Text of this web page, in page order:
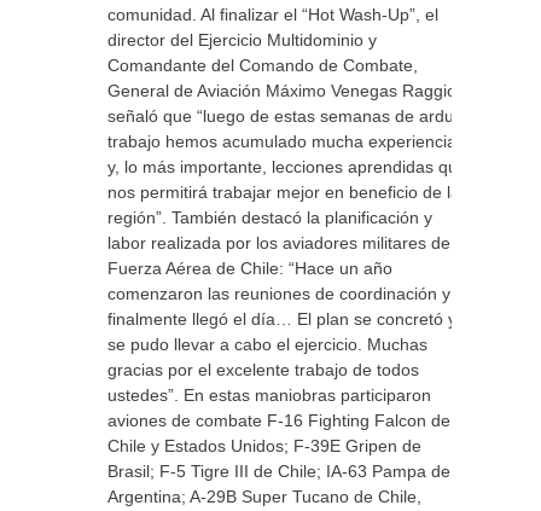
comunidad. Al finalizar el “Hot Wash-Up”, el
director del Ejercicio Multidominio y
Comandante del Comando de Combate,
General de Aviación Máximo Venegas Raggio,
señaló que “luego de estas semanas de arduo
trabajo hemos acumulado mucha experiencia
y, lo más importante, lecciones aprendidas que
nos permitirá trabajar mejor en beneficio de la
región”. También destacó la planificación y
labor realizada por los aviadores militares de la
Fuerza Aérea de Chile: “Hace un año
comenzaron las reuniones de coordinación y
finalmente llegó el día… El plan se concretó y
se pudo llevar a cabo el ejercicio. Muchas
gracias por el excelente trabajo de todos
ustedes”. En estas maniobras participaron
aviones de combate F-16 Fighting Falcon de
Chile y Estados Unidos; F-39E Gripen de
Brasil; F-5 Tigre III de Chile; IA-63 Pampa de
Argentina; A-29B Super Tucano de Chile,